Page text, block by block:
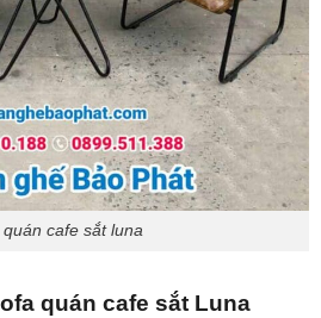
quán cafe sắt luna
quán cafe sắt Luna